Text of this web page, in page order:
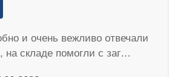
и очень вежливо отвечали
на складе помогли с заг…